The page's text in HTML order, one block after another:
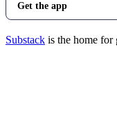
Get the app
Substack is the home for